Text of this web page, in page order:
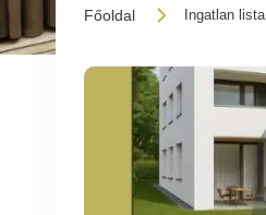
Főoldal Ingatlan lista